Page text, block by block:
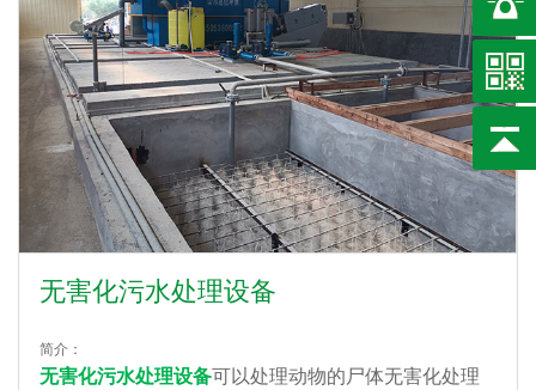
无害化污水处理设备
简介：
无害化污水处理设备可以处理动物的尸体无害化处理